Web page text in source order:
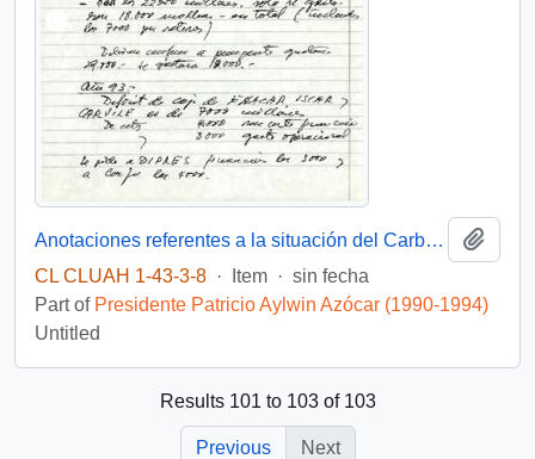
Anotaciones referentes a la situación del Carbón en el Sur
CL CLUAH 1-43-3-8 · Item · sin fecha
Part of Presidente Patricio Aylwin Azócar (1990-1994)
Untitled
Results 101 to 103 of 103
Previous Next